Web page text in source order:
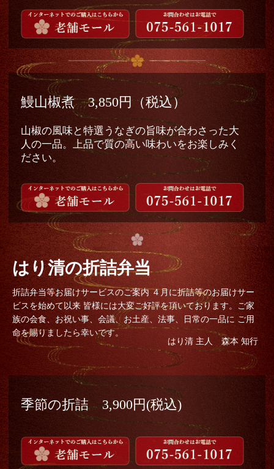
鰻山椒煮 3,850円（税込）
山椒の風味と特選うなぎの旨味が合わさった大
人の一品。上品で質の高い味わいをお楽しみく
ださい。
はり清の折詰弁当
折詰弁当等お届けサービスのご案内 ４月に折詰等のお届けサー
ビスを始めて以来 皆様には大変ご好評を頂いております。ご家
族の会食、お祝い事、会議、お土産、法事、日常の一品に ご用
命を賜りましたら幸いです。
はり清 主人 森本 知行
季節の折詰 3,900円(税込)